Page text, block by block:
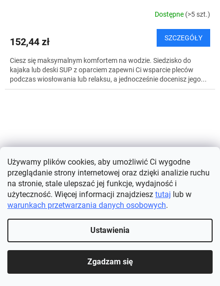
Używamy plików cookies, aby umożliwić Ci wygodne
przeglądanie strony internetowej oraz dzięki analizie ruchu
na stronie, stale ulepszać jej funkcje, wydajność i
użyteczność. Więcej informacji znajdziesz tutaj lub w
warunkach przetwarzania danych osobowych.
Ustawienia
Zgadzam się
Dostępne (>5 szt.)
152,44 zł SZCZEGÓŁY
Ciesz się maksymalnym komfortem na wodzie. Siedzisko do
kajaka lub deski SUP z oparciem zapewni Ci wsparcie pleców
podczas wiosłowania lub relaksu, a jednocześnie docenisz jego...